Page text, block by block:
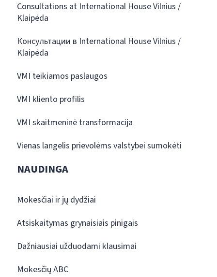
Consultations at International House Vilnius /
Klaipėda
Консультации в International House Vilnius /
Klaipėda
VMI teikiamos paslaugos
VMI kliento profilis
VMI skaitmeninė transformacija
Vienas langelis prievolėms valstybei sumokėti
NAUDINGA
Mokesčiai ir jų dydžiai
Atsiskaitymas grynaisiais pinigais
Dažniausiai užduodami klausimai
Mokesčių ABC